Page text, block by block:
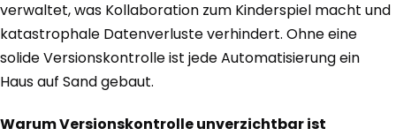
verwaltet, was Kollaboration zum Kinderspiel macht und
katastrophale Datenverluste verhindert. Ohne eine
solide Versionskontrolle ist jede Automatisierung ein
Haus auf Sand gebaut.
Warum Versionskontrolle unverzichtbar ist